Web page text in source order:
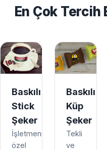
En Çok Tercih
Baskılı
Stick
Şeker
İşletmenize
özel
Baskılı
Küp
Şeker
Tekli
ve